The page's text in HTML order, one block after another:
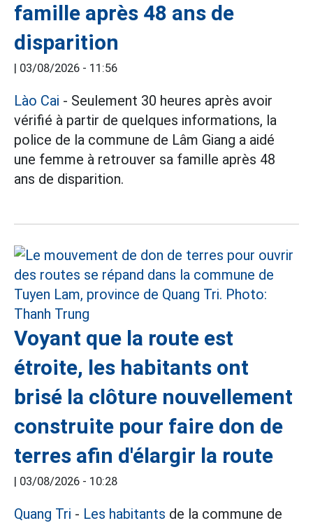
famille après 48 ans de
disparition
| 03/08/2026 - 11:56
Lào Cai - Seulement 30 heures après avoir
vérifié à partir de quelques informations, la
police de la commune de Lâm Giang a aidé
une femme à retrouver sa famille après 48
ans de disparition.
Voyant que la route est
étroite, les habitants ont
brisé la clôture nouvellement
construite pour faire don de
terres afin d'élargir la route
| 03/08/2026 - 10:28
Quang Tri - Les habitants de la commune de